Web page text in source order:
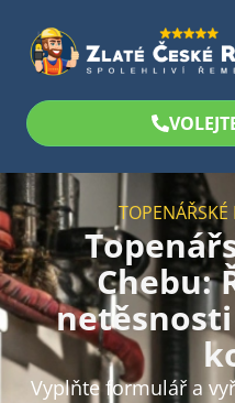
TOPENÁŘSKÉ
Chebu:
Vyplňte formulář a